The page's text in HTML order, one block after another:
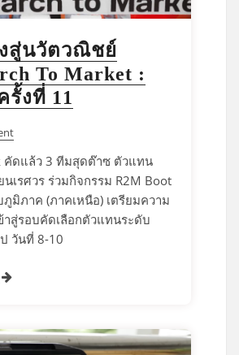
สู่นวัตวณิชย์
To Market :
รั้งที่ 11
คัดแล้ว 3 ทีมสุดต๊าซ ตัวแทน
เรศวร ร่วมกิจกรรม R2M Boot
ภูมิภาค (ภาคเหนือ) เตรียมความ
าสู่รอบคัดเลือกตัวแทนระดับ
วันที่ 8-10